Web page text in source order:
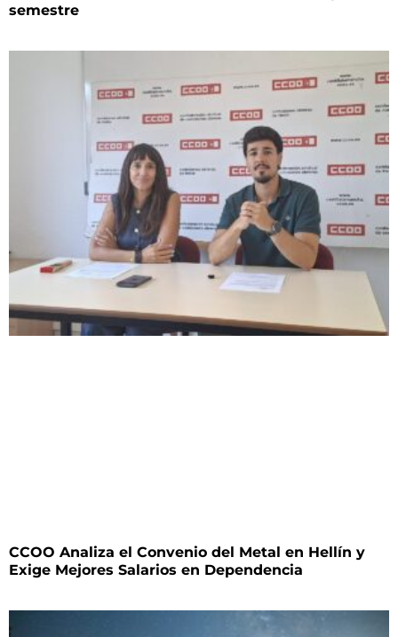
semestre
CCOO Analiza el Convenio del Metal en Hellín y
Exige Mejores Salarios en Dependencia